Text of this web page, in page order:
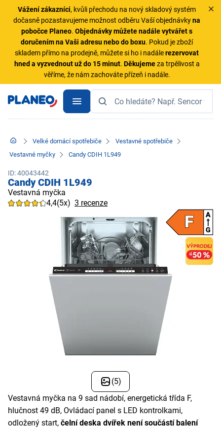
Vážení zákazníci, kvůli přechodu na nový skladový systém
dočasně pozastavujeme možnost odběru Vaší objednávkyna
pobočce Planeo.Objednávky můžete nadále vytvářet s
doručením na Vaši adresu nebo do boxu. Pokud je zboží
skladem přímo na prodejně, můžete si ho i nadálerezervovat
hned a vyzvednout už do 15 minut. Děkujemeza trpělivost a
věříme, že nám zachováte přízeň i nadále.
Velké domácí spotřebiče
Vestavné spotřebiče
Vestavné myčky
Candy CDIH 1L949
ID: 40043442
Candy CDIH 1L949
Vestavná myčka
4,4(5x) 3 recenze
(5)
Vestavná myčka na 9 sad nádobí, energetická třída F,
hlučnost 49 dB, Ovládací panel s LED kontrolkami,
odložený start, čelní deska dvířek není součástí balení